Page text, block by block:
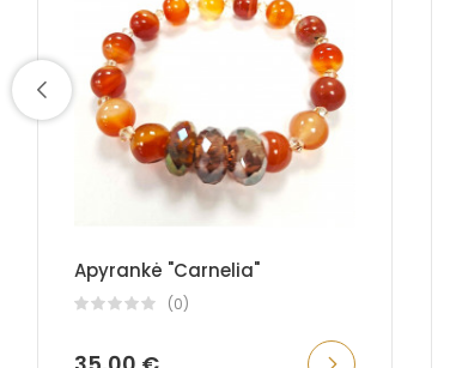
Apyrankė "Carnelia"
(0)